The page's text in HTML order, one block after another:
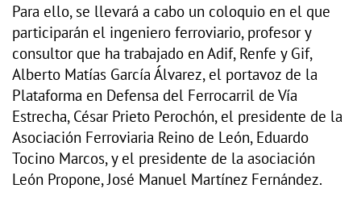
Para ello, se llevará a cabo un coloquio en el que
participarán el ingeniero ferroviario, profesor y
consultor que ha trabajado en Adif, Renfe y Gif,
Alberto Matías García Álvarez, el portavoz de la
Plataforma en Defensa del Ferrocarril de Vía
Estrecha, César Prieto Perochón, el presidente de la
Asociación Ferroviaria Reino de León, Eduardo
Tocino Marcos, y el presidente de la asociación
León Propone, José Manuel Martínez Fernández.